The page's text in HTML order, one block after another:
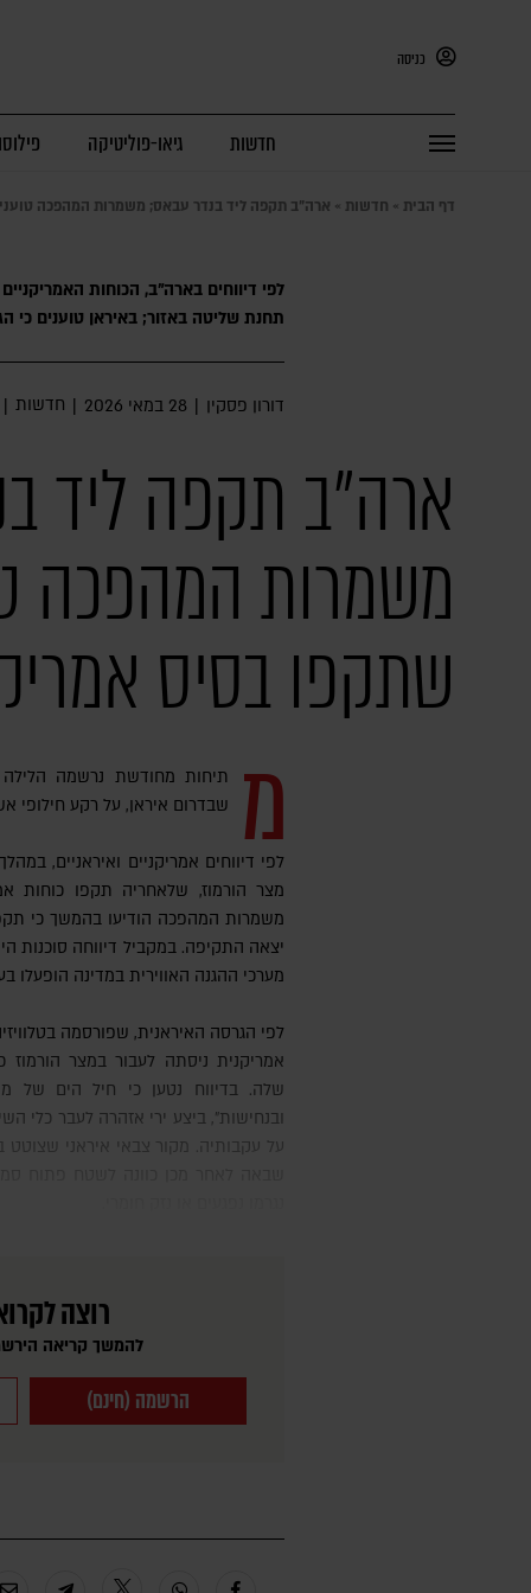
כניסה
חדשות גיאו-פוליטיקה
דף הבית » חדשות » ארה"ב תקפה ליד בנדר עבאס; משמרות המהפכה
לפי דיווחים בארה"ב, הכוחות
תחנת שליטה באזור; באיראן טוענים כי
דורון פסקין | 28 במאי 2026 | חדשות |
ארה"ב תקפה ליד
משמרות המהפכה
שתקפו בסיס
מ
תיחות מחודשת נרשמה הלילה
שבדרום איראן, על רקע חילופי
לפי דיווחים אמריקניים ואיראניים,
מצר הורמוז, שלאחריה תקפו כוחות
משמרות המהפכה הודיעו בהמשך כי
מערכי ההגנה האווירית במדינה הופעלו
לפי הגרסה האיראנית, שפורסמה בטלוויזיה האיראנית Press TV, מכלית נפט
אמריקנית ניסתה לעבור במצר
שלה. בדיווח נטען כי חיל הים של
ובנחישות", ביצע ירי אזהרה לעבר כלי
על עקבותיה. מקור צבאי איראני שצוטט
רוצה
להמשך קריאה
הרשמה (חינם)